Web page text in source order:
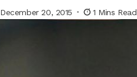
December 20, 2015 1 Mins Read